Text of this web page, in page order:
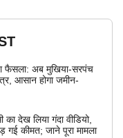
फैसला: अब मुखिया-सरपंच
आसान होगा जमीन-
का देख लिया गंदा वीडियो,
गई कीमत; जाने पूरा मामला